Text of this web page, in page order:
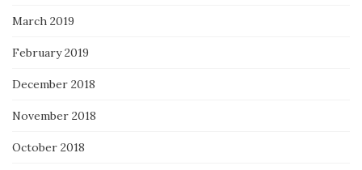
March 2019
February 2019
December 2018
November 2018
October 2018